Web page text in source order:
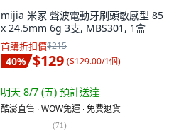
mijia 米家 聲波電動牙刷頭敏感型 85
x 24.5mm 6g 3支, MBS301, 1盒
首購折扣價$215
40% $129 ($129.00/1個)
明天 8/7 (五) 預計送達
酷澎直售 ∙ WOW免運 ∙ 免費退貨
(71)